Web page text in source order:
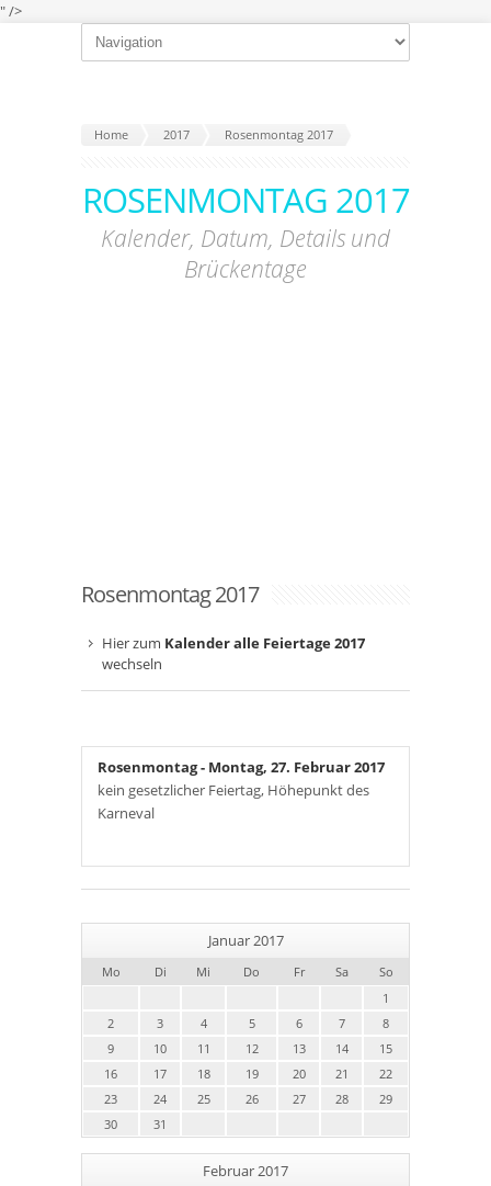
" />
Home 2017 Rosenmontag 2017
ROSENMONTAG 2017
Kalender, Datum, Details und
Brückentage
Rosenmontag 2017
Hier zum Kalender alle Feiertage 2017
wechseln
Rosenmontag- Montag, 27. Februar 2017
kein gesetzlicher Feiertag, Höhepunkt des
Karneval
Januar 2017
Mo Di Mi Do Fr Sa
So
1
2
3 4 5 6 7
8
9
10 11 12 13 14
15
16
17 18 19 20 21
22
23
24 25 26 27 28
29
30
31
Februar 2017